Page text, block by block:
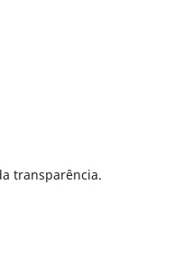
transparência.